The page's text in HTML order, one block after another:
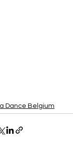
Dance Belgium